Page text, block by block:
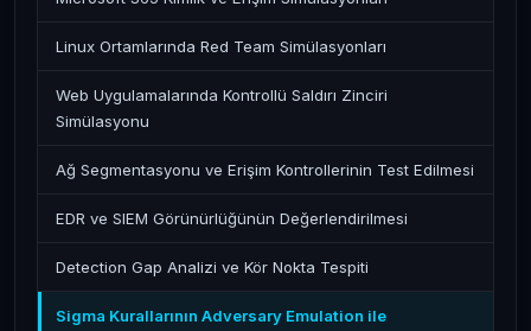
Linux Ortamlarında Red Team Simülasyonları
Web Uygulamalarında Kontrollü Saldırı Zinciri
Simülasyonu
Ağ Segmentasyonu ve Erişim Kontrollerinin Test Edilmesi
EDR ve SIEM Görünürlüğünün Değerlendirilmesi
Detection Gap Analizi ve Kör Nokta Tespiti
Sigma Kurallarının Adversary Emulation ile